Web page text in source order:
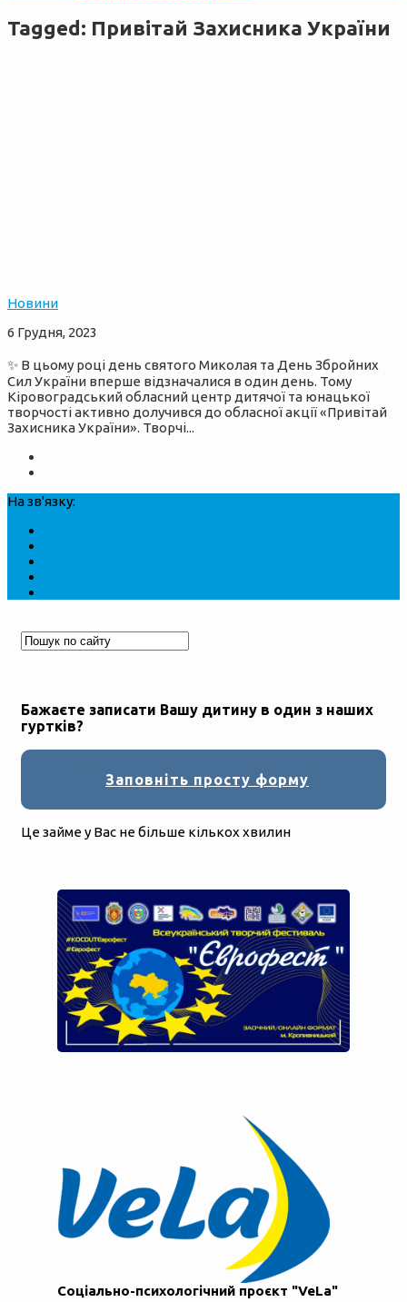
Tagged: Привітай Захисника України
Новини
6 Грудня, 2023
✨ В цьому році день святого Миколая та День Збройних
Сил України вперше відзначалися в один день. Тому
Кіровоградський обласний центр дитячої та юнацької
творчості активно долучився до обласної акції «Привітай
Захисника України». Творчі...
На зв'язку:
Бажаєте записати Вашу дитину в один з наших
гуртків?
Заповніть просту форму
Це займе у Вас не більше кількох хвилин
Соціально-психологічний проєкт "VeLa"